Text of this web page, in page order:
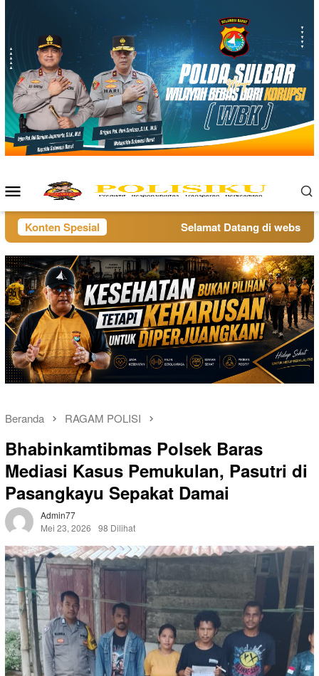
Menu
Mobile
Konten Spesial Selamat Datang di website
Beranda RAGAM POLISI
Bhabinkamtibmas Polsek Baras
Mediasi Kasus Pemukulan, Pasutri di
Pasangkayu Sepakat Damai
Admin77
Mei 23, 2026
98 Dilihat